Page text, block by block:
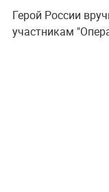
Герой России
участникам